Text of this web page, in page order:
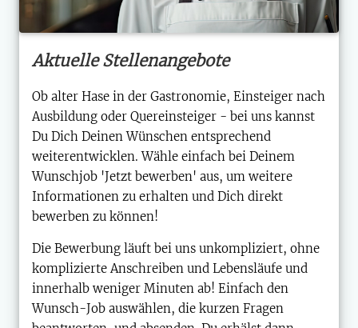
Aktuelle Stellenangebote
Ob alter Hase in der Gastronomie, Einsteiger nach
Ausbildung oder Quereinsteiger - bei uns kannst
Du Dich Deinen Wünschen entsprechend
weiterentwicklen. Wähle einfach bei Deinem
Wunschjob 'Jetzt bewerben' aus, um weitere
Informationen zu erhalten und Dich direkt
bewerben zu können!
Die Bewerbung läuft bei uns unkompliziert, ohne
komplizierte Anschreiben und Lebensläufe und
innerhalb weniger Minuten ab! Einfach den
Wunsch-Job auswählen, die kurzen Fragen